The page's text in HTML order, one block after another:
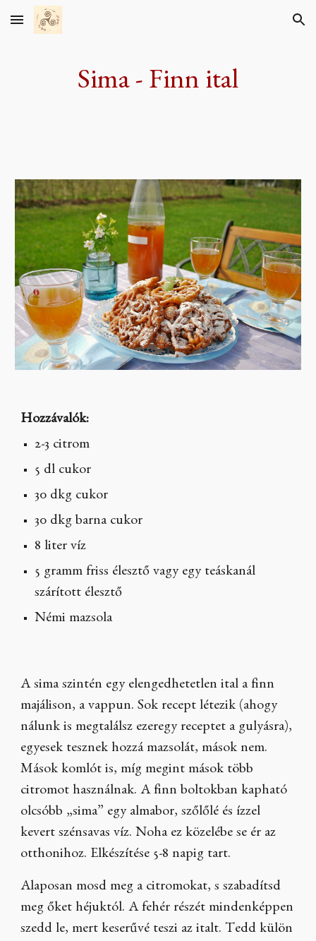
Skip to main content Skip to navigation
Sima - Finn ital
Hozzávalók:
2-3 citrom
5 dl cukor
30 dkg cukor
30 dkg barna cukor
8 liter víz
5 gramm friss élesztő vagy egy teáskanál
szárított élesztő
Némi mazsola
A sima szintén egy elengedhetetlen ital a finn
majálison, a vappun. Sok recept létezik (ahogy
nálunk is megtalálsz ezeregy receptet a gulyásra),
egyesek tesznek hozzá mazsolát, mások nem.
Mások komlót is, míg megint mások több
citromot használnak. A finn boltokban kapható
olcsóbb „sima” egy almabor, szőlőlé és ízzel
kevert szénsavas víz. Noha ez közelébe se ér az
otthonihoz. Elkészítése 5-8 napig tart.
Alaposan mosd meg a citromokat, s szabadítsd
meg őket héjuktól. A fehér részét mindenképpen
szedd le, mert keserűvé teszi az italt. Tedd külön